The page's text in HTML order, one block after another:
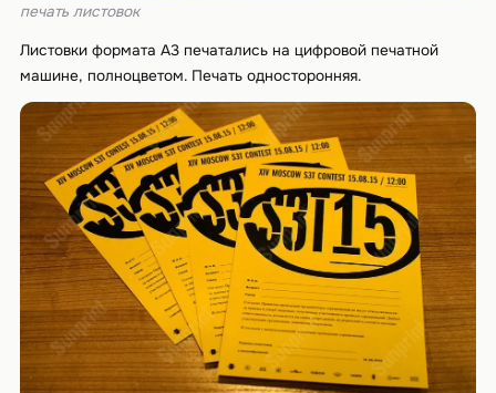
печать листовок
Листовки формата А3 печатались на цифровой печатной
машине, полноцветом. Печать односторонняя.